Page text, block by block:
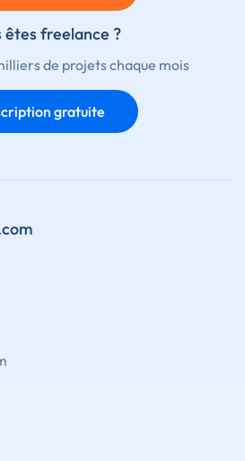
êtes freelance ?
de projets chaque mois
gratuite